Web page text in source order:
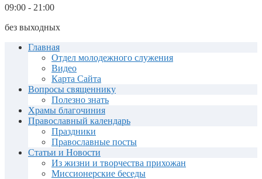
09:00 - 21:00
без выходных
Главная
Отдел молодежного служения
Видео
Карта Сайта
Вопросы священнику
Полезно знать
Храмы благочиния
Православный календарь
Праздники
Православные посты
Статьи и Новости
Из жизни и творчества прихожан
Миссионерские беседы